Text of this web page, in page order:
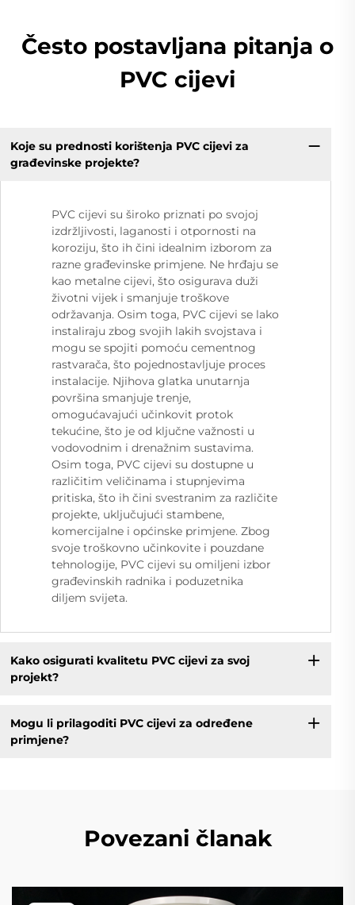
Često postavljana pitanja o
PVC cijevi
Koje su prednosti korištenja PVC cijevi za
građevinske projekte?
PVC cijevi su široko priznati po svojoj
izdržljivosti, laganosti i otpornosti na
koroziju, što ih čini idealnim izborom za
razne građevinske primjene. Ne hrđaju se
kao metalne cijevi, što osigurava duži
životni vijek i smanjuje troškove
održavanja. Osim toga, PVC cijevi se lako
instaliraju zbog svojih lakih svojstava i
mogu se spojiti pomoću cementnog
rastvarača, što pojednostavljuje proces
instalacije. Njihova glatka unutarnja
površina smanjuje trenje,
omogućavajući učinkovit protok
tekućine, što je od ključne važnosti u
vodovodnim i drenažnim sustavima.
Osim toga, PVC cijevi su dostupne u
različitim veličinama i stupnjevima
pritiska, što ih čini svestranim za različite
projekte, uključujući stambene,
komercijalne i općinske primjene. Zbog
svoje troškovno učinkovite i pouzdane
tehnologije, PVC cijevi su omiljeni izbor
građevinskih radnika i poduzetnika
diljem svijeta.
Kako osigurati kvalitetu PVC cijevi za svoj
projekt?
Mogu li prilagoditi PVC cijevi za određene
primjene?
Povezani članak